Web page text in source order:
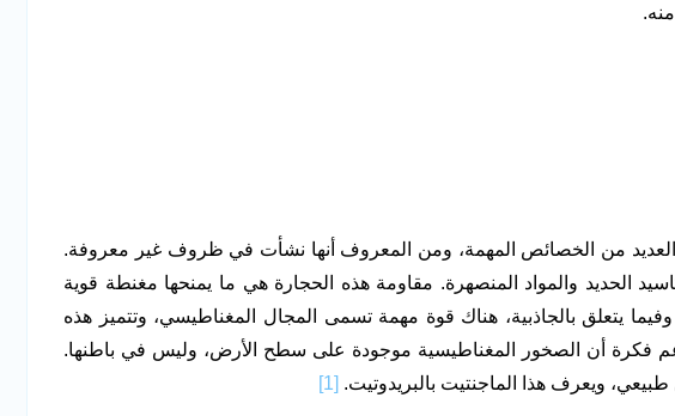
العديد من الخصائص المهمة، ومن المعروف أنها نشأت في ظروف غير معروفة.
الحديد والمواد المنصهرة. مقاومة هذه الحجارة هي ما يمنحها مغنطة قوية
وفيما يتعلق بالجاذبية، هناك قوة مهمة تسمى المجال المغناطيسي، وتتميز هذه
يدعم فكرة أن الصخور المغناطيسية موجودة على سطح الأرض، وليس في باطنها.
ويعرف هذا الماجنتيت بالبريدوتيت. [1]